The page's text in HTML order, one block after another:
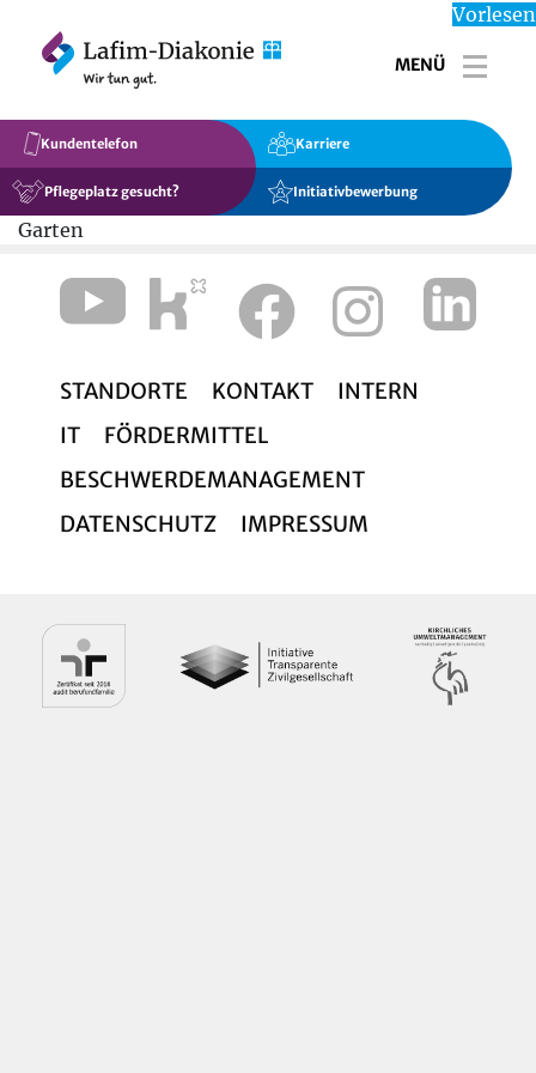
Vorlesen
MENÜ
Kundentelefon
Pflegeplatz gesucht?
Karriere
Initiativbewerbung
Garten
STANDORTE KONTAKT
INTERN
IT
FÖRDERMITTEL
BESCHWERDEMANAGEMENT
DATENSCHUTZ
IMPRESSUM